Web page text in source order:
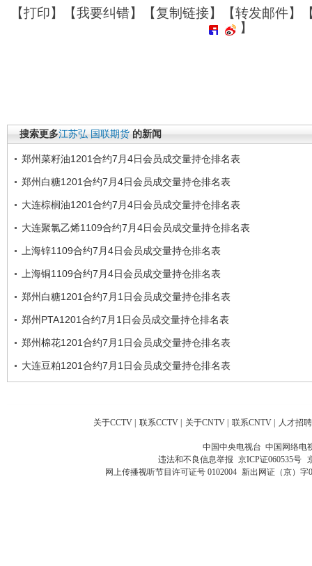
【打印】【我要纠错】【复制链接】【转发邮件】
】
搜索更多江苏弘 国联期货 的新闻
郑州菜籽油1201合约7月4日会员成交量持仓排名表
郑州白糖1201合约7月4日会员成交量持仓排名表
大连棕榈油1201合约7月4日会员成交量持仓排名表
大连聚氯乙烯1109合约7月4日会员成交量持仓排名表
上海锌1109合约7月4日会员成交量持仓排名表
上海铜1109合约7月4日会员成交量持仓排名表
郑州白糖1201合约7月1日会员成交量持仓排名表
郑州PTA1201合约7月1日会员成交量持仓排名表
郑州棉花1201合约7月1日会员成交量持仓排名表
大连豆粕1201合约7月1日会员成交量持仓排名表
关于CCTV | 联系CCTV | 关于CNTV | 联系CNTV | 人才招聘
中国中央电视台 中国网络电
违法和不良信息举报 京ICP证060535号
网上传播视听节目许可证号 0102004 新出网证（京）